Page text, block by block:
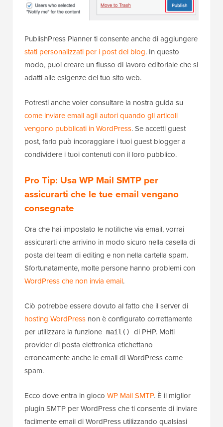
PublishPress Planner ti consente anche di aggiungere
stati personalizzati per i post del blog. In questo
modo, puoi creare un flusso di lavoro editoriale che si
adatti alle esigenze del tuo sito web.
Potresti anche voler consultare la nostra guida su
come inviare email agli autori quando gli articoli
vengono pubblicati in WordPress. Se accetti guest
post, farlo può incoraggiare i tuoi guest blogger a
condividere i tuoi contenuti con il loro pubblico.
Pro Tip: Usa WP Mail SMTP per
assicurarti che le tue email vengano
consegnate
Ora che hai impostato le notifiche via email, vorrai
assicurarti che arrivino in modo sicuro nella casella di
posta del team di editing e non nella cartella spam.
Sfortunatamente, molte persone hanno problemi con
WordPress che non invia email.
Ciò potrebbe essere dovuto al fatto che il server di
hosting WordPress non è configurato correttamente
per utilizzare la funzione mail()
di PHP. Molti
provider di posta elettronica etichettano
erroneamente anche le email di WordPress come
spam.
Ecco dove entra in gioco WP Mail SMTP. È il miglior
plugin SMTP per WordPress che ti consente di inviare
facilmente email di WordPress utilizzando qualsiasi